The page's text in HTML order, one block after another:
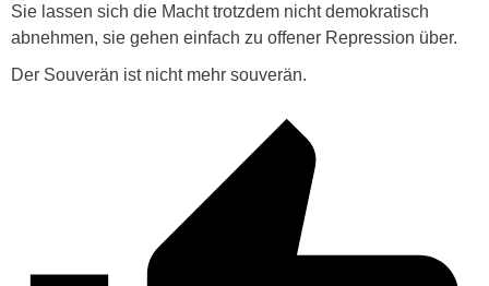
Sie lassen sich die Macht trotzdem nicht demokratisch
abnehmen, sie gehen einfach zu offener Repression über.
Der Souverän ist nicht mehr souverän.